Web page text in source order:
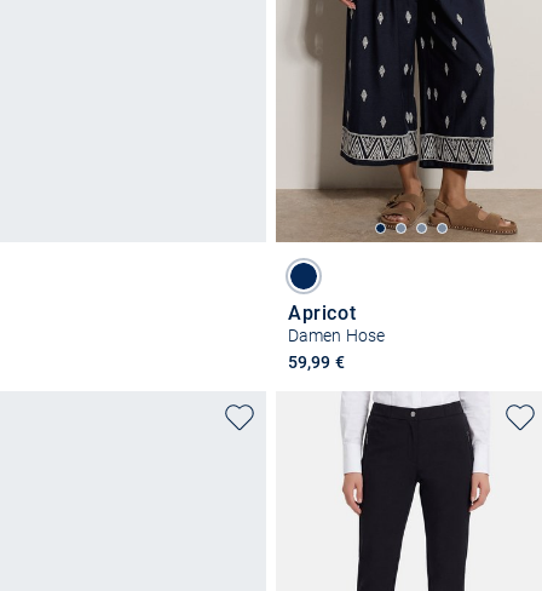
Apricot
Damen Hose
59,99 €